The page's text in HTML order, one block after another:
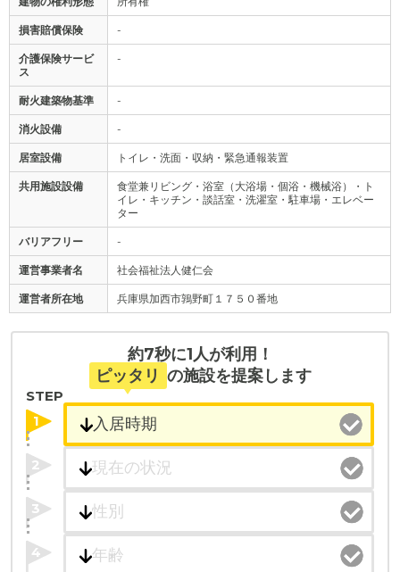
損害賠償保険 -
介護保険サービ
ス
-
耐火建築物基準 -
消火設備 -
居室設備 トイレ・洗面・収納・緊急通報装置
共用施設設備
食堂兼リビング・浴室（大浴場・個浴・機械浴）・ト
イレ・キッチン・談話室・洗濯室・駐車場・エレベー
ター
バリアフリー -
運営事業者名 社会福祉法人健仁会
運営者所在地 兵庫県加西市鶉野町１７５０番地
約7秒に1人が利用！
ピッタリ の施設を提案します
STEP
1
2
3
4